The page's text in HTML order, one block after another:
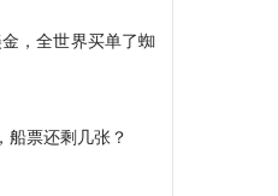
，全世界买单了蜘
船票还剩几张？